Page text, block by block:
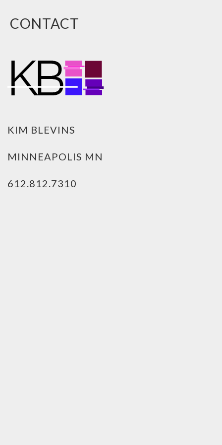
CONTACT
KIM BLEVINS
MINNEAPOLIS MN
612.812.7310